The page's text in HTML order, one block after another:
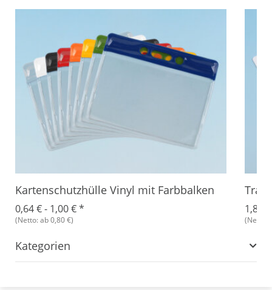
Kartenschutzhülle Vinyl mit Farbbalken
0,64 € - 1,00 €*
(Netto: ab 0,80 €)
1,87
(Netto:
Kategorien